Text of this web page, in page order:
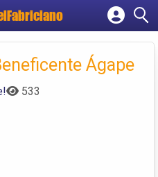
empresa
login
conta
Ágape
533